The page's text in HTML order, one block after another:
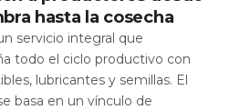
hasta la cosecha
servicio integral que
todo el ciclo productivo con
lubricantes y semillas. El
basa en un vínculo de